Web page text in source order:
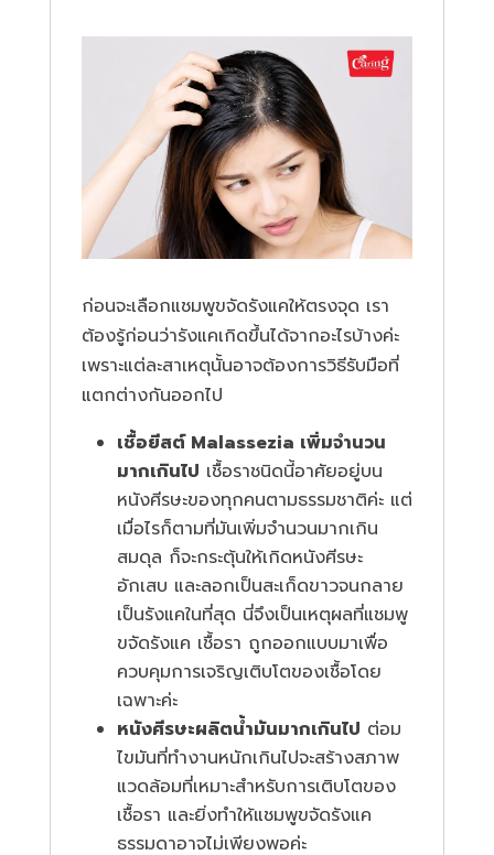
ก่อนจะเลือกแชมพูขจัดรังแคให้ตรงจุด เรา
ต้องรู้ก่อนว่ารังแคเกิดขึ้นได้จากอะไรบ้างค่ะ
เพราะแต่ละสาเหตุนั้นอาจต้องการวิธีรับมือที่
แตกต่างกันออกไป
เชื้อยีสต์ Malassezia เพิ่มจำนวน
มากเกินไป เชื้อราชนิดนี้อาศัยอยู่บน
หนังศีรษะของทุกคนตามธรรมชาติค่ะ แต่
เมื่อไรก็ตามที่มันเพิ่มจำนวนมากเกิน
สมดุล ก็จะกระตุ้นให้เกิดหนังศีรษะ
อักเสบ และลอกเป็นสะเก็ดขาวจนกลาย
เป็นรังแคในที่สุด นี่จึงเป็นเหตุผลที่แชมพู
ขจัดรังแค เชื้อรา ถูกออกแบบมาเพื่อ
ควบคุมการเจริญเติบโตของเชื้อโดย
เฉพาะค่ะ
หนังศีรษะผลิตน้ำมันมากเกินไป ต่อม
ไขมันที่ทำงานหนักเกินไปจะสร้างสภาพ
แวดล้อมที่เหมาะสำหรับการเติบโตของ
เชื้อรา และยิ่งทำให้แชมพูขจัดรังแค
ธรรมดาอาจไม่เพียงพอค่ะ